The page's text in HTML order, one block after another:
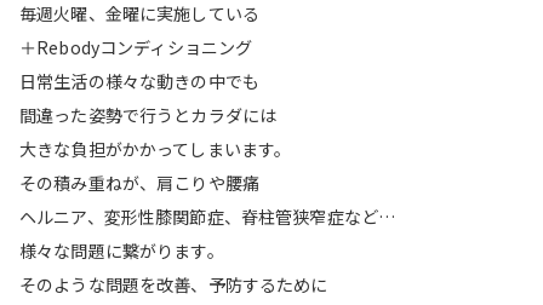
毎週火曜、金曜に実施している
＋Rebodyコンディショニング
日常生活の様々な動きの中でも
間違った姿勢で行うとカラダには
大きな負担がかかってしまいます。
その積み重ねが、肩こりや腰痛
ヘルニア、変形性膝関節症、脊柱管狭窄症など…
様々な問題に繋がります。
そのような問題を改善、予防するために